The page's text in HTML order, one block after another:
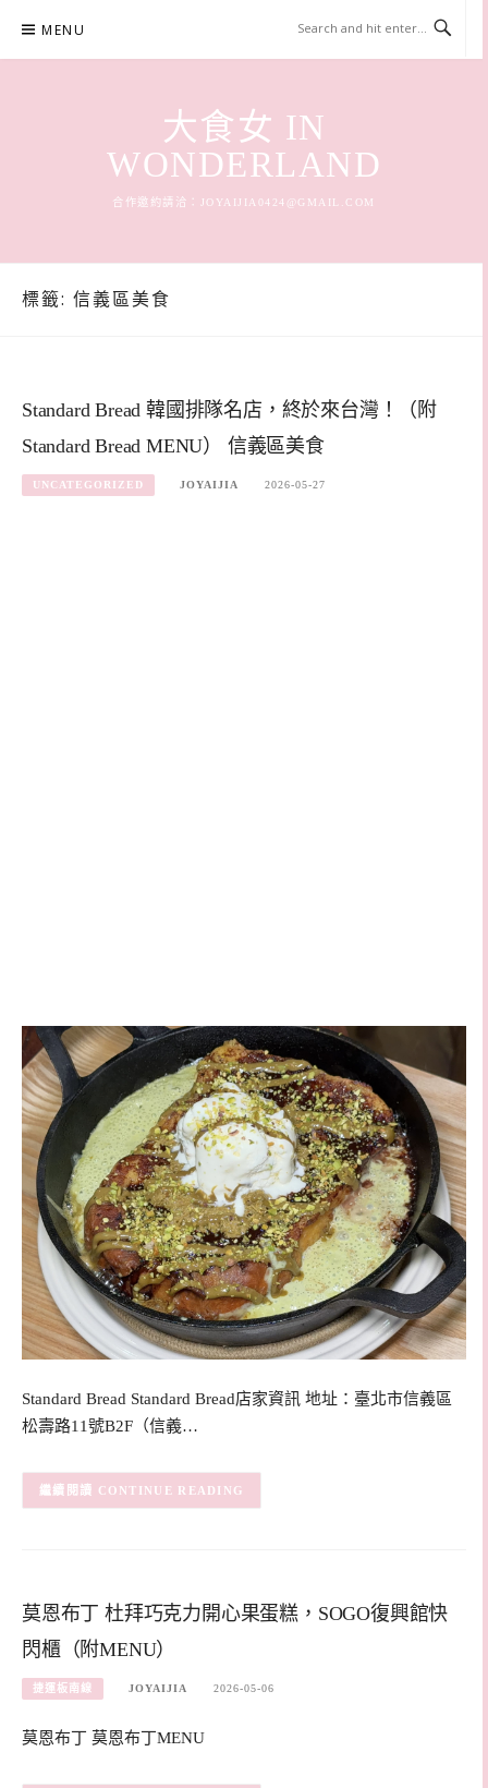
content
MENU
大食女 IN
WONDERLAND
合作邀約請洽： JOYAIJIA0424@GMAIL.COM
標籤: 信義區美食
Standard Bread 韓國排隊名店，終於來台灣！（附
Standard Bread MENU） 信義區美食
UNCATEGORIZED JOYAIJIA 2026-05-27
Standard Bread Standard Bread店家資訊 地址：臺北市信義區
松壽路11號B2F（信義…
CONTINUE READING
莫恩布丁 杜拜巧克力開心果蛋糕，SOGO復興館快
閃櫃（附MENU）
捷運板南線 JOYAIJIA 2026-05-06
莫恩布丁 莫恩布丁MENU